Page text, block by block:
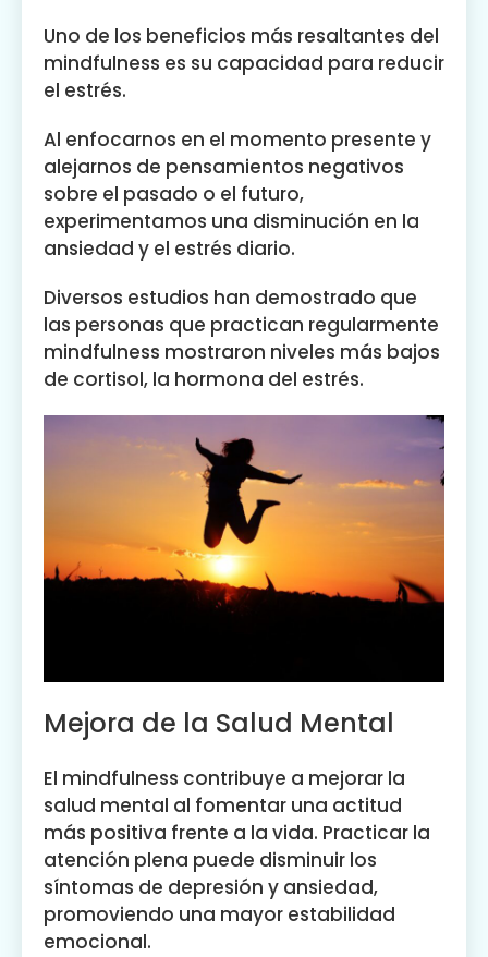
Uno de los beneficios más resaltantes del
mindfulness es su capacidad para reducir
el estrés.
Al enfocarnos en el momento presente y
alejarnos de pensamientos negativos
sobre el pasado o el futuro,
experimentamos una disminución en la
ansiedad y el estrés diario.
Diversos estudios han demostrado que
las personas que practican regularmente
mindfulness mostraron niveles más bajos
de cortisol, la hormona del estrés.
Mejora de la Salud Mental
El mindfulness contribuye a mejorar la
salud mental al fomentar una actitud
más positiva frente a la vida. Practicar la
atención plena puede disminuir los
síntomas de depresión y ansiedad,
promoviendo una mayor estabilidad
emocional.